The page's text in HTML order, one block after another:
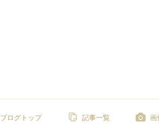
ブログトップ 記事一覧 画